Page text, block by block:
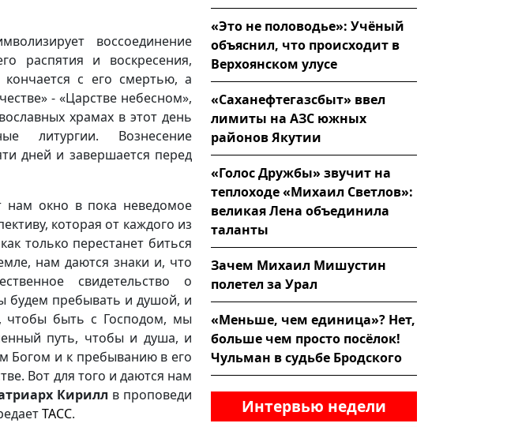
воссоединение
распятия и воскресения,
с его смертью, а
- «Царстве небесном»,
храмах в этот день
литургии. Вознесение
дней и завершается перед
нам окно в пока неведомое
которая от каждого из
только перестанет биться
нам даются знаки и, что
свидетельство о
будем пребывать и душой, и
чтобы быть с Господом, мы
путь, чтобы и душа, и
Богом и к пребыванию в его
Вот для того и даются нам
Кирилл в проповеди
ТАСС.
«Это не половодье»: Учёный
объяснил, что происходит в
Верхоянском улусе
«Саханефтегазсбыт» ввел
лимиты на АЗС южных
районов Якутии
«Голос Дружбы» звучит на
теплоходе «Михаил Светлов»:
великая Лена объединила
таланты
Зачем Михаил Мишустин
полетел за Урал
«Меньше, чем единица»? Нет,
больше чем просто посёлок!
Чульман в судьбе Бродского
Интервью недели